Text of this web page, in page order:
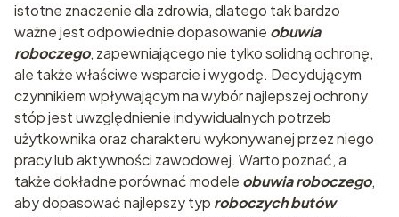
istotne znaczenie dla zdrowia, dlatego tak bardzo
ważne jest odpowiednie dopasowanie obuwia
roboczego, zapewniającego nie tylko solidną ochronę,
ale także właściwe wsparcie i wygodę. Decydującym
czynnikiem wpływającym na wybór najlepszej ochrony
stóp jest uwzględnienie indywidualnych potrzeb
użytkownika oraz charakteru wykonywanej przez niego
pracy lub aktywności zawodowej. Warto poznać, a
także dokładne porównać modele obuwia roboczego,
aby dopasować najlepszy typ roboczych butów